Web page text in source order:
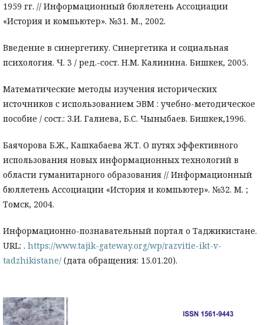
1959 гг. // Информационный бюллетень Ассоциации
«История и компьютер». №31. М., 2002.
Введение в синергетику. Синергетика и социальная
психология. Ч. 3 / ред.-сост. Н.М. Калинина. Бишкек, 2005.
Математические методы изучения исторических
источников с использованием ЭВМ : учебно-методическое
пособие / сост.: З.И. Галиева, Б.С. Чыныбаев. Бишкек,1996.
Баячорова Б.Ж., Кашкабаева Ж.Т. О путях эффективного
использования новых информационных технологий в
области гуманитарного образования // Информационный
бюллетень Ассоциации «История и компьютер». №32. М. ;
Томск, 2004.
Информационно-познавательный портал о Таджикистане.
URL: . https://www.tajik-gateway.org/wp/razvitie-ikt-v-
tadzhikistane/ (дата обращения: 15.01.20).